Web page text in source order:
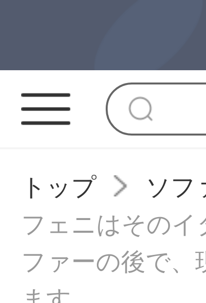
トップ
ソフ
フェニはその
ファーの後で